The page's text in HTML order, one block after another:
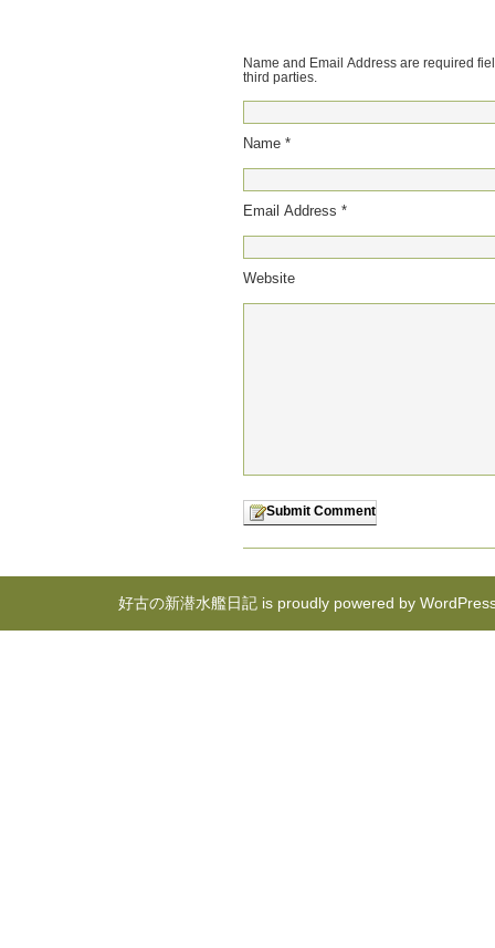
Name and Email Address are required
third parties.
Name *
Email Address *
Website
好古の新潜水艦日記 is proudly powered by